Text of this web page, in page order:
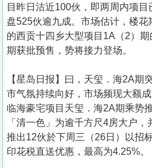
目昨日沽近100伙，即两周内项
盘525伙逾九成。市场估计，楼
的西贡十四乡大型项目1A（2）
期获批预售，势将接力登场。
【星岛日报】曰，天玺．海2A期
市气氛持续向好，市场频现大额
临海豪宅项目天玺．海2A期乘势
「清一色」为逾千方尺4房大户
推出12伙於下周三（26日）以招
印花税直送优惠，最高为4.25%。